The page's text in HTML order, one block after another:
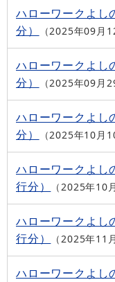
ハローワークよし
分）
2025年09月
ハローワークよし
分）
2025年09月
ハローワークよし
分）
2025年10月
ハローワークよし
行分）
2025年10
ハローワークよし
行分）
2025年11
ハローワークよし